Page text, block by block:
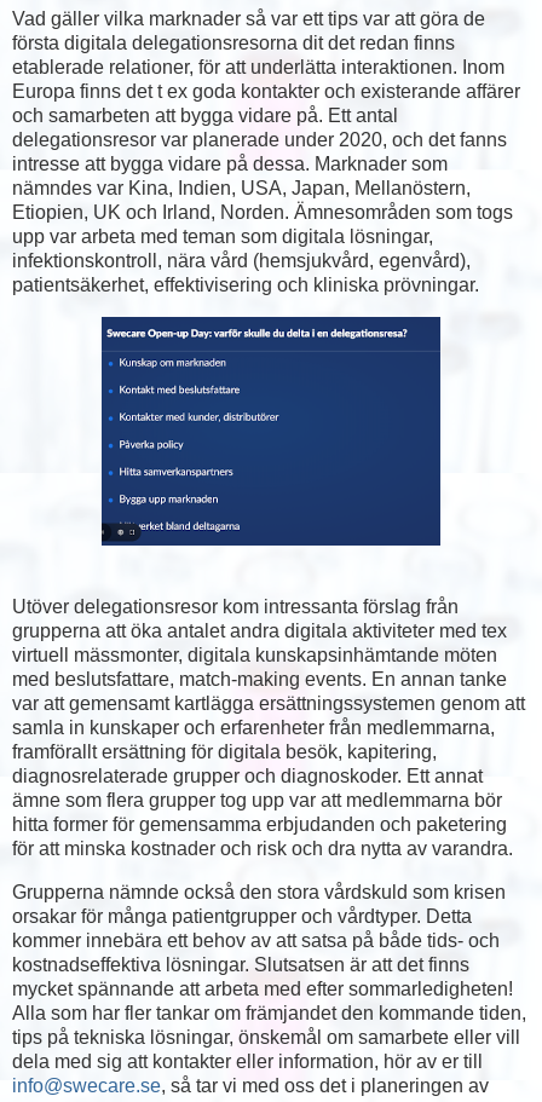
Vad gäller vilka marknader så var ett tips var att göra de
första digitala delegationsresorna dit det redan finns
etablerade relationer, för att underlätta interaktionen. Inom
Europa finns det t ex goda kontakter och existerande affärer
och samarbeten att bygga vidare på. Ett antal
delegationsresor var planerade under 2020, och det fanns
intresse att bygga vidare på dessa. Marknader som
nämndes var Kina, Indien, USA, Japan, Mellanöstern,
Etiopien, UK och Irland, Norden. Ämnesområden som togs
upp var arbeta med teman som digitala lösningar,
infektionskontroll, nära vård (hemsjukvård, egenvård),
patientsäkerhet, effektivisering och kliniska prövningar.
Utöver delegationsresor kom intressanta förslag från
grupperna att öka antalet andra digitala aktiviteter med tex
virtuell mässmonter, digitala kunskapsinhämtande möten
med beslutsfattare, match-making events. En annan tanke
var att gemensamt kartlägga ersättningssystemen genom att
samla in kunskaper och erfarenheter från medlemmarna,
framförallt ersättning för digitala besök, kapitering,
diagnosrelaterade grupper och diagnoskoder. Ett annat
ämne som flera grupper tog upp var att medlemmarna bör
hitta former för gemensamma erbjudanden och paketering
för att minska kostnader och risk och dra nytta av varandra.
Grupperna nämnde också den stora vårdskuld som krisen
orsakar för många patientgrupper och vårdtyper. Detta
kommer innebära ett behov av att satsa på både tids- och
kostnadseffektiva lösningar. Slutsatsen är att det finns
mycket spännande att arbeta med efter sommarledigheten!
Alla som har fler tankar om främjandet den kommande tiden,
tips på tekniska lösningar, önskemål om samarbete eller vill
dela med sig att kontakter eller information, hör av er till
info@swecare.se, så tar vi med oss det i planeringen av